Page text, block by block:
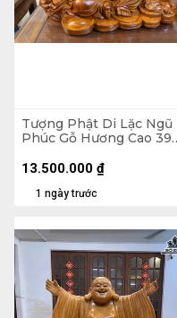
Tượng Phật Di Lặc Ngũ
Phúc Gỗ Hương Cao 39
1 ngày trước
13.500.000 ₫